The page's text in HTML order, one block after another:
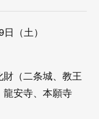
（土）
（二条城、教王
安寺、本願寺